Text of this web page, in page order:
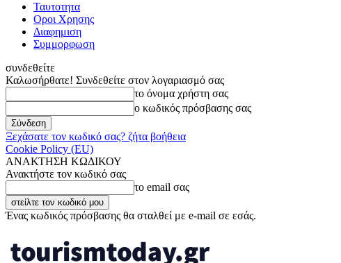
Ταυτοτητα
Οροι Χρησης
Διαφημιση
Συμμορφωση
συνδεθείτε
Καλωσήρθατε! Συνδεθείτε στον λογαριασμό σας
το όνομα χρήστη σας
ο κωδικός πρόσβασης σας
Ξεχάσατε τον κωδικό σας? ζήτα βοήθεια
Cookie Policy (EU)
ΑΝΑΚΤΗΣΗ ΚΩΔΙΚΟΥ
Ανακτήστε τον κωδικό σας
το email σας
Ένας κωδικός πρόσβασης θα σταλθεί με e-mail σε εσάς.